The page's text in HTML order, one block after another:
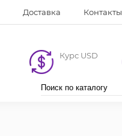
Доставка Контакты
Курс USD